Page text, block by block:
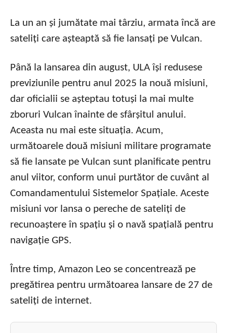
La un an și jumătate mai târziu, armata încă are
sateliți care așteaptă să fie lansați pe Vulcan.
Până la lansarea din august, ULA își redusese
previziunile pentru anul 2025 la nouă misiuni,
dar oficialii se așteptau totuși la mai multe
zboruri Vulcan înainte de sfârșitul anului.
Aceasta nu mai este situația. Acum,
următoarele două misiuni militare programate
să fie lansate pe Vulcan sunt planificate pentru
anul viitor, conform unui purtător de cuvânt al
Comandamentului Sistemelor Spațiale. Aceste
misiuni vor lansa o pereche de sateliți de
recunoaștere în spațiu și o navă spațială pentru
navigație GPS.
Între timp, Amazon Leo se concentrează pe
pregătirea pentru următoarea lansare de 27 de
sateliți de internet.